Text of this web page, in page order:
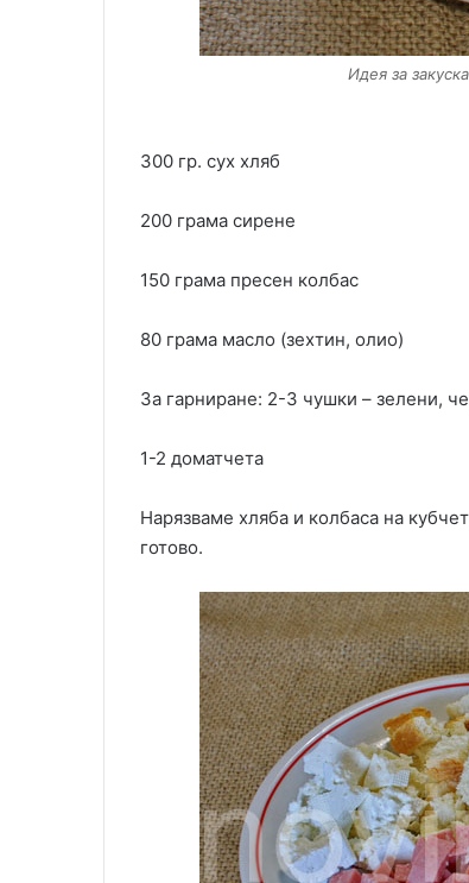
Идея за
300 гр. сух хляб
200 грама сирене
150 грама пресен колбас
80 грама масло (зехтин, олио)
За гарниране: 2-3 чушки – зелени,
1-2 доматчета
Нарязваме хляба и колбаса на
готово.